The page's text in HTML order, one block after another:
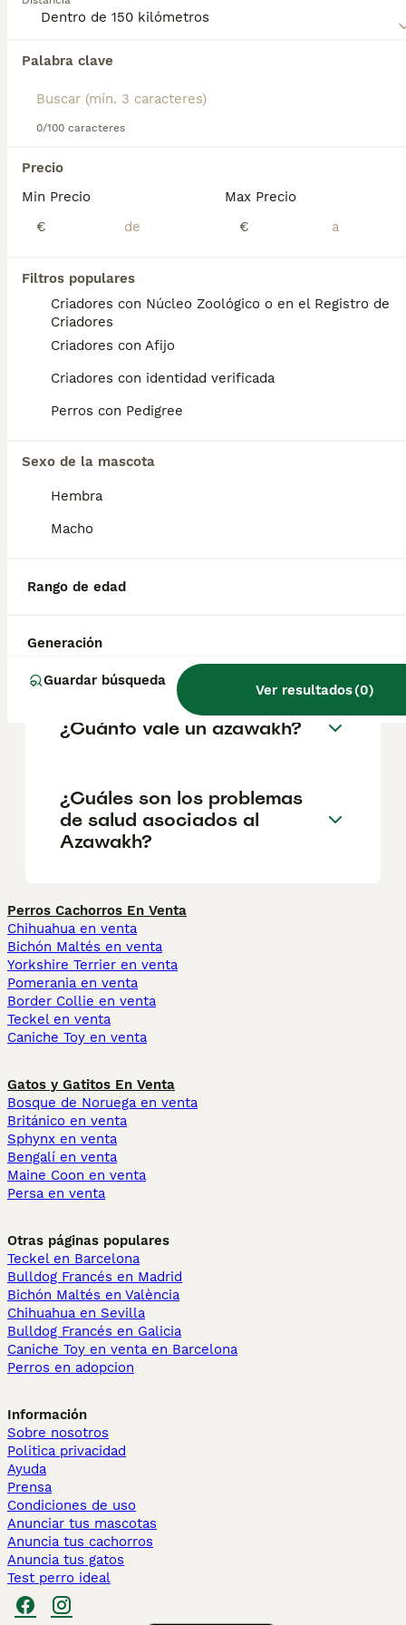
Palabra clave
0/100 caracteres
Precio
Min Precio
€
Max Precio
€
Filtros populares
Criadores con Núcleo Zoológico o en el Registro de
Criadores
Criadores con Afijo
Criadores con identidad verificada
Perros con Pedigree
Sexo de la mascota
Hembra
Macho
Rango de edad
Generación
Guardar búsqueda
Ver resultados(0)
Encontramos 0 Azawakh Perros en adopcion
Si deseas exactamente esta búsqueda guarda tu
búsqueda y espera el resultado perfecto:
Preguntas frecuentes
¿Los perros azawakh son
buenas mascotas?
Personalidad de Azawakh Con la familia son
compañeros cariñosos e inteligentes ,
dispuestos a trabajar con sus dueños ya sea
como perros guardianes o como cazadores;
se adaptan bien a la soledad, ni a la falta de
¿Qué tamaño alcanzan los
perros azawakh?
¿Cuánto vale un azawakh?
¿Cuáles son los problemas
de salud asociados al
Azawakh?
Perros Cachorros En Venta
Chihuahua en venta
Bichón Maltés en venta
Yorkshire Terrier en venta
Pomerania en venta
Border Collie en venta
Teckel en venta
Caniche Toy en venta
Gatos y Gatitos En Venta
Bosque de Noruega en venta
Británico en venta
Sphynx en venta
Bengalí en venta
Maine Coon en venta
Persa en venta
Otras páginas populares
Teckel en Barcelona
Bulldog Francés en Madrid
Bichón Maltés en València
Chihuahua en Sevilla
Bulldog Francés en Galicia
Caniche Toy en venta en Barcelona
Perros en adopcion
Información
Sobre nosotros
Politica privacidad
Ayuda
Prensa
Condiciones de uso
Anunciar tus mascotas
Anuncia tus cachorros
Anuncia tus gatos
Test perro ideal